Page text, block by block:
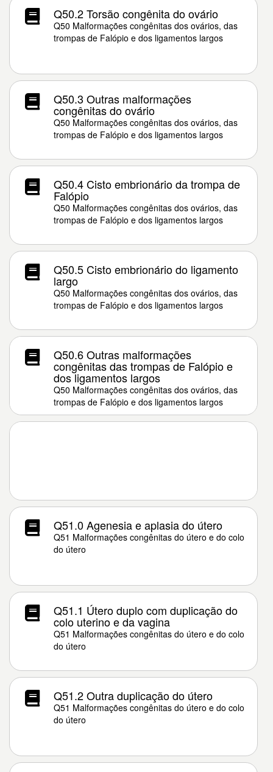
Q50.2 Torsão congênita do ovário
Q50 Malformações congênitas dos ovários, das
trompas de Falópio e dos ligamentos largos
Q50.3 Outras malformações
congênitas do ovário
Q50 Malformações congênitas dos ovários, das
trompas de Falópio e dos ligamentos largos
Q50.4 Cisto embrionário da trompa de
Falópio
Q50 Malformações congênitas dos ovários, das
trompas de Falópio e dos ligamentos largos
Q50.5 Cisto embrionário do ligamento
largo
Q50 Malformações congênitas dos ovários, das
trompas de Falópio e dos ligamentos largos
Q50.6 Outras malformações
congênitas das trompas de Falópio e
dos ligamentos largos
Q50 Malformações congênitas dos ovários, das
trompas de Falópio e dos ligamentos largos
Q51.0 Agenesia e aplasia do útero
Q51 Malformações congênitas do útero e do colo
do útero
Q51.1 Útero duplo com duplicação do
colo uterino e da vagina
Q51 Malformações congênitas do útero e do colo
do útero
Q51.2 Outra duplicação do útero
Q51 Malformações congênitas do útero e do colo
do útero